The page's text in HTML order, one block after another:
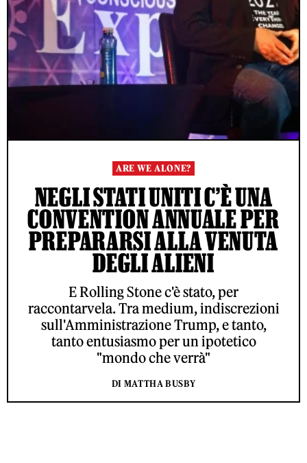
ARE WE ALONE?
NEGLI STATI UNITI C’È UNA
CONVENTION ANNUALE PER
PREPARARSI ALLA VENUTA
DEGLI ALIENI
E Rolling Stone c'è stato, per
raccontarvela. Tra medium, indiscrezioni
sull'Amministrazione Trump, e tanto,
tanto entusiasmo per un ipotetico
"mondo che verrà"
DI MATTHA BUSBY